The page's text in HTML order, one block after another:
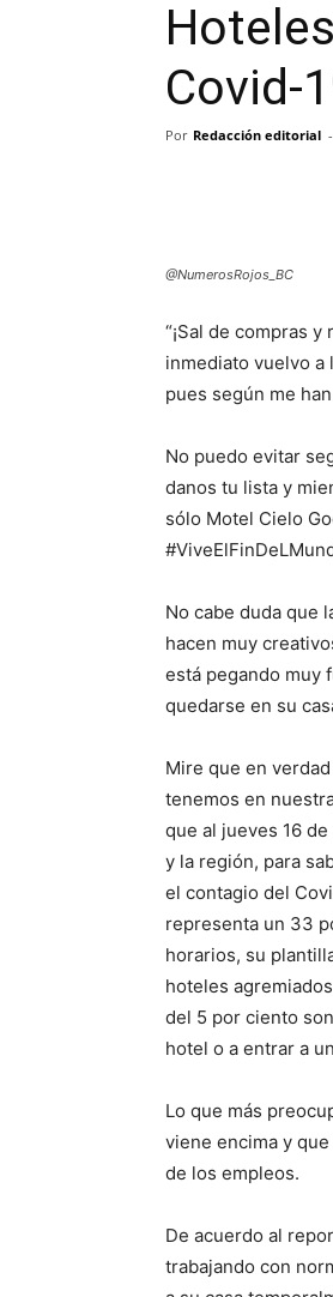
Covid-
Por Redacción editorial -
@NumerosRojos_BC
“¡Sal de compras
inmediato vuelvo a
pues según me
No puedo evitar
danos tu lista y
sólo Motel Cielo
No cabe duda que
hacen muy
está pegando muy
quedarse en su
Mire que en
tenemos en
que al jueves 16
y la región, para
el contagio del
representa un 33
horarios, su
hoteles
del 5 por ciento
hotel o a entrar a
Lo que más
viene encima y
de los empleos.
De acuerdo al
trabajando con